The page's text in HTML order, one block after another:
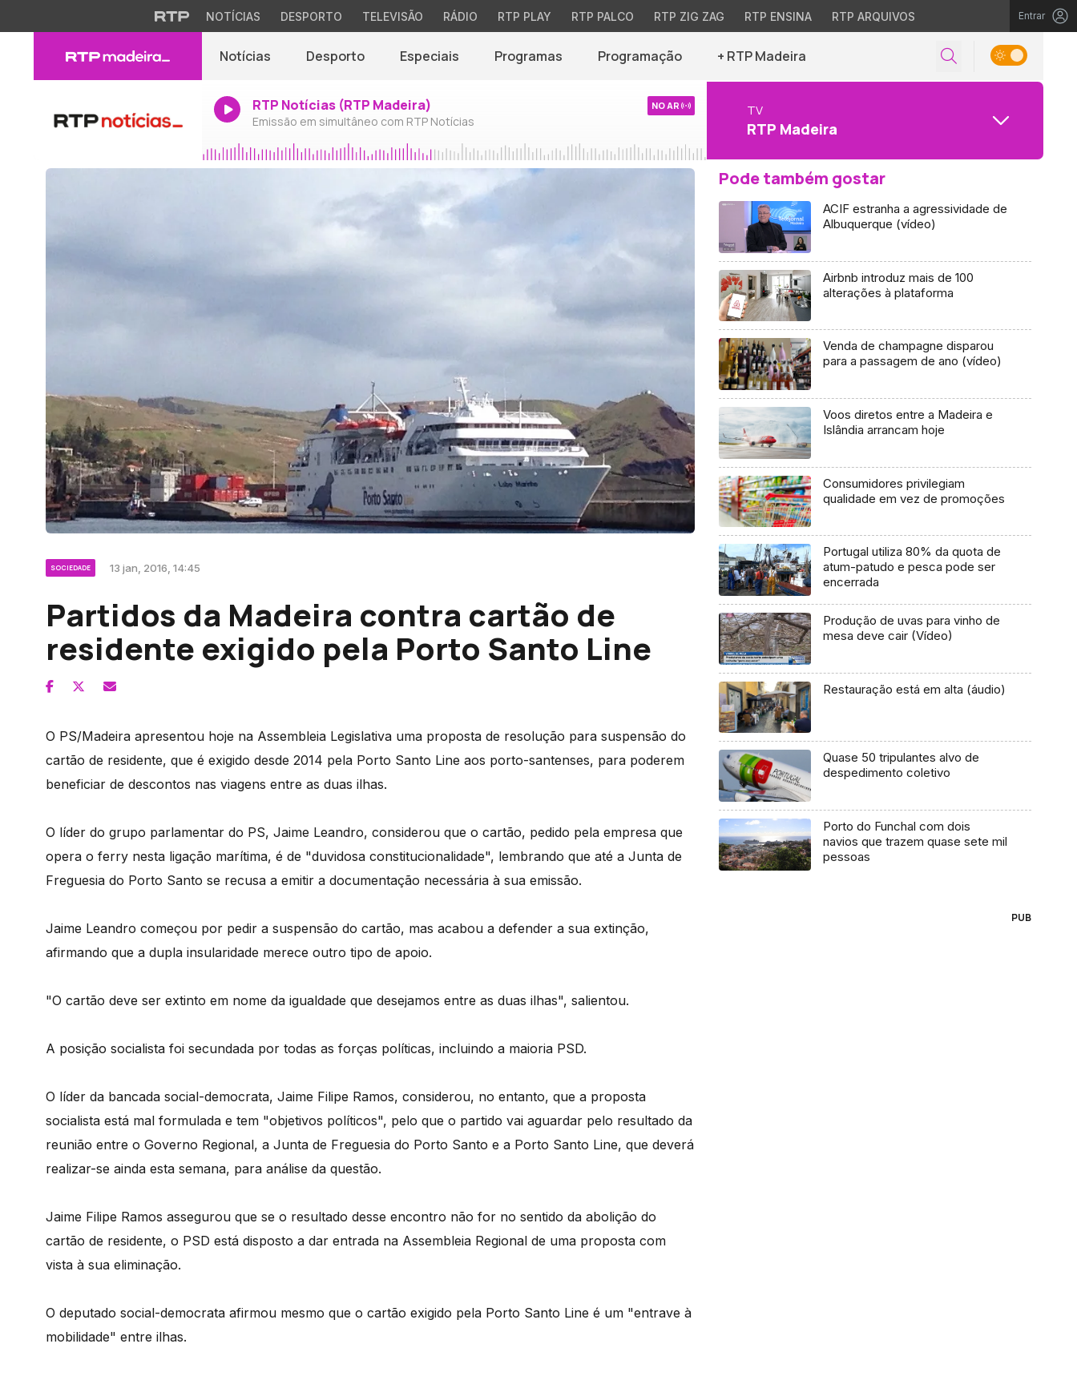
NOTÍCIAS DESPORTO TELEVISÃO RÁDIO RTP PLAY RTP PALCO RTP ZIG ZAG RTP ENSINA RTP ARQUIVOS Entrar
Notícias Desporto Especiais Programas Programação + RTP Madeira
RTP Notícias (RTP Madeira)
Emissão em simultâneo com RTP Notícias
NO AR TV
RTP Madeira
SOCIEDADE 13 jan, 2016, 14:45
Partidos da Madeira contra cartão de
residente exigido pela Porto Santo Line
O PS/Madeira apresentou hoje na Assembleia Legislativa uma proposta de resolução para suspensão do
cartão de residente, que é exigido desde 2014 pela Porto Santo Line aos porto-santenses, para poderem
beneficiar de descontos nas viagens entre as duas ilhas.
O líder do grupo parlamentar do PS, Jaime Leandro, considerou que o cartão, pedido pela empresa que
opera o ferry nesta ligação marítima, é de "duvidosa constitucionalidade", lembrando que até a Junta de
Freguesia do Porto Santo se recusa a emitir a documentação necessária à sua emissão.
Jaime Leandro começou por pedir a suspensão do cartão, mas acabou a defender a sua extinção,
afirmando que a dupla insularidade merece outro tipo de apoio.
"O cartão deve ser extinto em nome da igualdade que desejamos entre as duas ilhas", salientou.
A posição socialista foi secundada por todas as forças políticas, incluindo a maioria PSD.
O líder da bancada social-democrata, Jaime Filipe Ramos, considerou, no entanto, que a proposta
socialista está mal formulada e tem "objetivos políticos", pelo que o partido vai aguardar pelo resultado da
reunião entre o Governo Regional, a Junta de Freguesia do Porto Santo e a Porto Santo Line, que deverá
realizar-se ainda esta semana, para análise da questão.
Jaime Filipe Ramos assegurou que se o resultado desse encontro não for no sentido da abolição do
cartão de residente, o PSD está disposto a dar entrada na Assembleia Regional de uma proposta com
vista à sua eliminação.
O deputado social-democrata afirmou mesmo que o cartão exigido pela Porto Santo Line é um "entrave à
mobilidade" entre ilhas.
Pode também gostar
ACIF estranha a agressividade de
Albuquerque (vídeo)
Airbnb introduz mais de 100
alterações à plataforma
Venda de champagne disparou
para a passagem de ano (vídeo)
Voos diretos entre a Madeira e
Islândia arrancam hoje
Consumidores privilegiam
qualidade em vez de promoções
Portugal utiliza 80% da quota de
atum-patudo e pesca pode ser
encerrada
Produção de uvas para vinho de
mesa deve cair (Vídeo)
Restauração está em alta (áudio)
Quase 50 tripulantes alvo de
despedimento coletivo
Porto do Funchal com dois
navios que trazem quase sete mil
pessoas
PUB